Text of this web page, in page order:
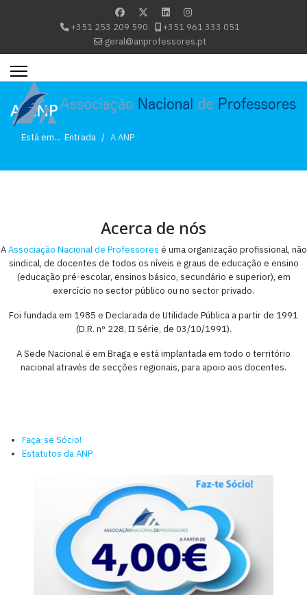
+351 253 209 590
+351 961 333 051
geral@anprofessores.pt
A ANP
Está em... Entrada A ANP
Acerca de nós
AAssociação Nacional de Professores é uma organização profissional, não
sindical, de docentes de todos os níveis e graus de educação e ensino
(educação pré-escolar, ensinos básico, secundário e superior), em
exercício no sector público ou no sector privado.
Foi fundada em 1985 e Declarada de Utilidade Pública a partir de 1991
(D.R. nº 228, II Série, de 03/10/1991).
A Sede Nacional é em Braga e está implantada em todo o território
nacional através de secções regionais, para apoio aos docentes.
Faça-se Sócio!
Estatutos da ANP